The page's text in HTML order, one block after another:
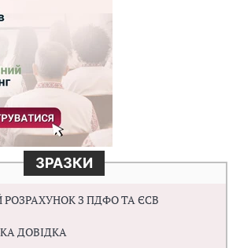
ЗРАЗКИ
З ПДФО ТА ЄСВ
ДОВІДКА